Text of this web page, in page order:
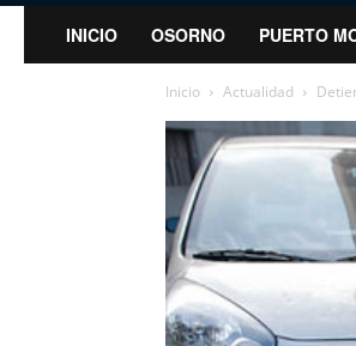
INICIO OSORNO PUERTO
Inicio Actualidad